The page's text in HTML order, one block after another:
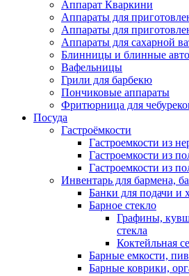
Аппарат Кваркини
Аппараты для
Аппараты для
Аппараты для сахарной
Блинницы и блинные
Вафельницы
Грили для барбекю
Пончиковые аппараты
Фритюрница для
Посуда
Гастроёмкости
Гастроемкости из
Гастроемкости из
Гастроемкости из
Инвентарь для бармена,
Банки для подачи и
Барное стекло
Графины,
стекла
Коктейльная
Барные емкости,
Барные коврики,